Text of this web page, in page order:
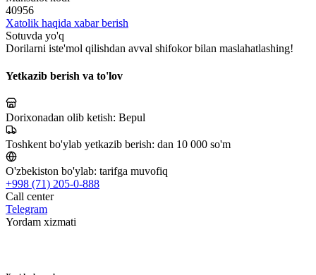
40956
Xatolik haqida xabar berish
Sotuvda yo'q
Dorilarni iste'mol qilishdan avval shifokor bilan maslahatlashing!
Yetkazib berish va to'lov
Dorixonadan olib ketish: Bepul
Toshkent bo'ylab yetkazib berish: dan 10 000 so'm
O'zbekiston bo'ylab: tarifga muvofiq
+998 (71) 205-0-888
Call center
Telegram
Yordam xizmati